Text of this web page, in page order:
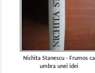
Nichita Stanescu - Frumos ca
umbra unei idei